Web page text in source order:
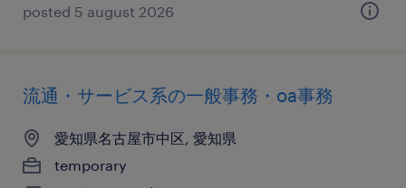
posted 5 august 2026
流通・サービス系の一般事務・oa事務
愛知県名古屋市中区, 愛知県
temporary